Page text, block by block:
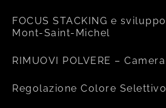
FOCUS STACKING e
Mont-Saint-Michel
RIMUOVI POLVERE –
Regolazione Colore